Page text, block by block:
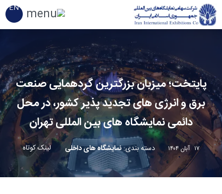
EN
پایتخت؛ میزبان بزرگترین گردهمایی صنعت
برق و انرژی های تجدید پذیر کشور، در محل
دائمی نمایشگاه های بین المللی تهران
۱۷ آبان ۱۴۰۴ دسته بندی:نمایشگاه های داخلی لینک کوتاه